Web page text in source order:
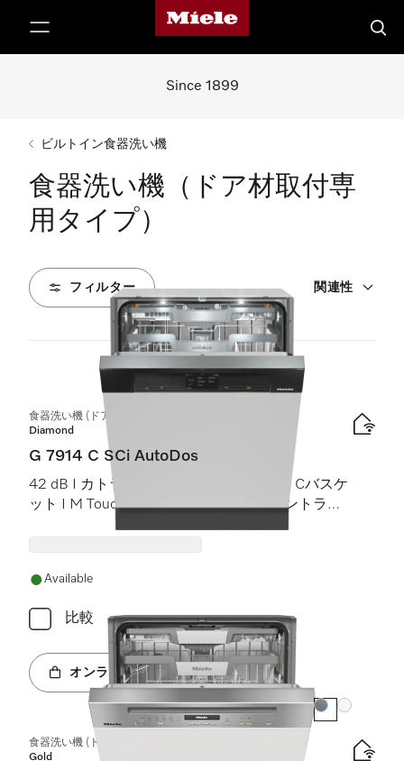
Mieleのホームページ
検索
Since 1899
ビルトイン食器洗い機
食器洗い機（ドア材取付専
用タイプ）
フィルター 関連性
10 製品
食器洗い機 (ドア材取付専用タイプ)
Diamond
G 7914 C SCi AutoDos
42 dB I カトラリートレイ I MaxiComfort Cバスケ
ット I M Touch I BrilliantLight (ブリリアントライ
Available
比較
オンラインショップへ
カラー:カラー:
食器洗い機 (ドア材取付専用タイプ)
Gold